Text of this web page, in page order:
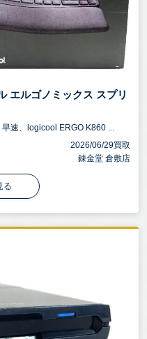
エルゴノミックス スプリ
速、logicool ERGO K860 ...
2026/06/29買取
錬金堂 倉敷店
る